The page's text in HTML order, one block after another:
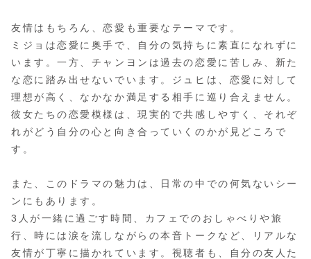
友情はもちろん、恋愛も重要なテーマです。
ミジョは恋愛に奥手で、自分の気持ちに素直になれずに
います。一方、チャンヨンは過去の恋愛に苦しみ、新た
な恋に踏み出せないでいます。ジュヒは、恋愛に対して
理想が高く、なかなか満足する相手に巡り合えません。
彼女たちの恋愛模様は、現実的で共感しやすく、それぞ
れがどう自分の心と向き合っていくのかが見どころで
す。
また、このドラマの魅力は、日常の中での何気ないシー
ンにもあります。
3人が一緒に過ごす時間、カフェでのおしゃべりや旅
行、時には涙を流しながらの本音トークなど、リアルな
友情が丁寧に描かれています。視聴者も、自分の友人た